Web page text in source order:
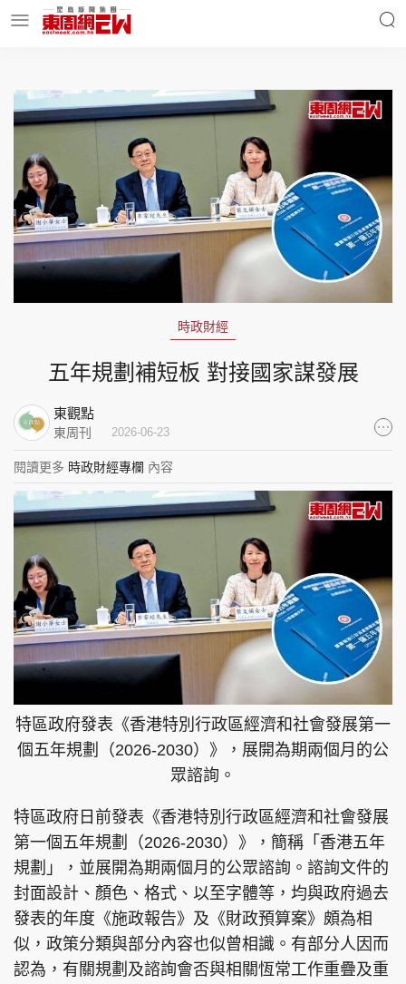
明星名人 時事財經
東周Ladies 優享生活
東周食玩通 會員活動
集團旗下品牌
東周刊 cazbuyer 東Touch
PCM 電腦廣場 星島頭條 星島日報
頭條日報 星島環球 The Standard
親子王 Oh!爸媽 JobMarket
頭條搵工 EDUPLUS
關於我們 使用條款
時政財經
五年規劃補短板 對接國家謀發展
東觀點
東周刊 2026-06-23
閱讀更多 時政財經專欄 內容
特區政府發表《香港特別行政區經濟和社會發展第一
個五年規劃（2026-2030）》，展開為期兩個月的公
眾諮詢。
特區政府日前發表《香港特別行政區經濟和社會發展
第一個五年規劃（2026-2030）》，簡稱「香港五年
規劃」，並展開為期兩個月的公眾諮詢。諮詢文件的
封面設計、顏色、格式、以至字體等，均與政府過去
發表的年度《施政報告》及《財政預算案》頗為相
似，政策分類與部分內容也似曾相識。有部分人因而
認為，有關規劃及諮詢會否與相關恆常工作重疊及重